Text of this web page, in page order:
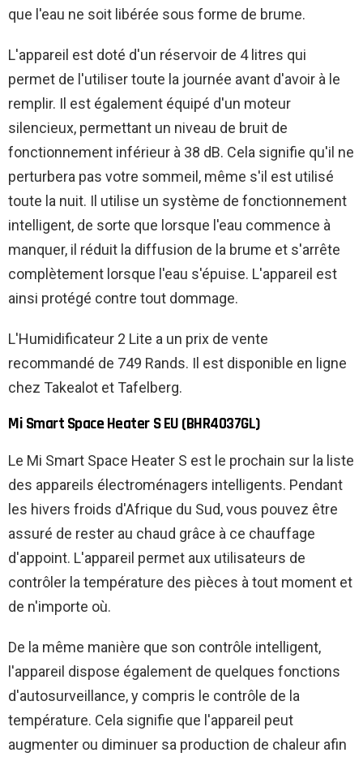
que l'eau ne soit libérée sous forme de brume.
L'appareil est doté d'un réservoir de 4 litres qui
permet de l'utiliser toute la journée avant d'avoir à le
remplir. Il est également équipé d'un moteur
silencieux, permettant un niveau de bruit de
fonctionnement inférieur à 38 dB. Cela signifie qu'il ne
perturbera pas votre sommeil, même s'il est utilisé
toute la nuit. Il utilise un système de fonctionnement
intelligent, de sorte que lorsque l'eau commence à
manquer, il réduit la diffusion de la brume et s'arrête
complètement lorsque l'eau s'épuise. L'appareil est
ainsi protégé contre tout dommage.
L'Humidificateur 2 Lite a un prix de vente
recommandé de 749 Rands. Il est disponible en ligne
chez Takealot et Tafelberg.
Mi Smart Space Heater S EU (BHR4037GL)
Le Mi Smart Space Heater S est le prochain sur la liste
des appareils électroménagers intelligents. Pendant
les hivers froids d'Afrique du Sud, vous pouvez être
assuré de rester au chaud grâce à ce chauffage
d'appoint. L'appareil permet aux utilisateurs de
contrôler la température des pièces à tout moment et
de n'importe où.
De la même manière que son contrôle intelligent,
l'appareil dispose également de quelques fonctions
d'autosurveillance, y compris le contrôle de la
température. Cela signifie que l'appareil peut
augmenter ou diminuer sa production de chaleur afin